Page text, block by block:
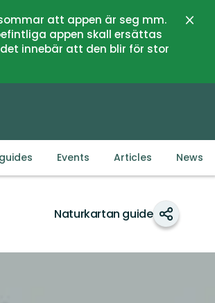
att appen är seg mm.
appen skall ersättas
innebär att den blir för stor
Close
Events Articles News
Naturkartan guide Share